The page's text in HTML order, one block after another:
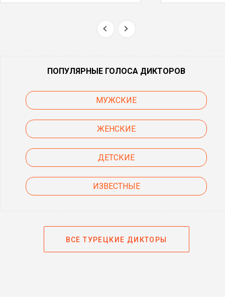
ПОПУЛЯРНЫЕ ГОЛОСА ДИКТОРОВ
МУЖСКИЕ
ЖЕНСКИЕ
ДЕТСКИЕ
ИЗВЕСТНЫЕ
ВСЕ ТУРЕЦКИЕ ДИКТОРЫ